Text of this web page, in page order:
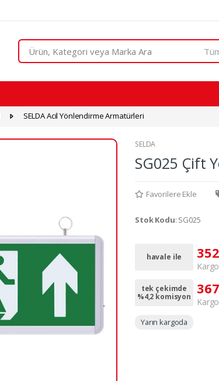
Search
SELDA Acil Yönlendirme Armatürleri
SELDA
SG025 Çift
Favorilere Ekle
Stok Kodu: SG025
havale ile
tek çekimde
%4,2 komisyon
Yarın kargoda